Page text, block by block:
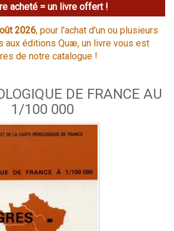
acheté = un livre offert !
2026, pour l'achat d'un ou plusieurs
aux éditions Quæ, un livre vous est
de notre catalogue !
DE FRANCE AU
1/100 000